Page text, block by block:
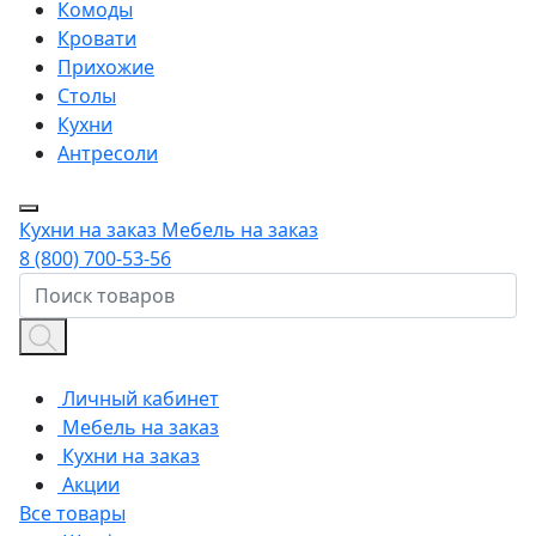
Комоды
Кровати
Прихожие
Столы
Кухни
Антресоли
Кухни на заказ Мебель на заказ
8 (800) 700-53-56
Личный кабинет
Мебель на заказ
Кухни на заказ
Акции
Все товары